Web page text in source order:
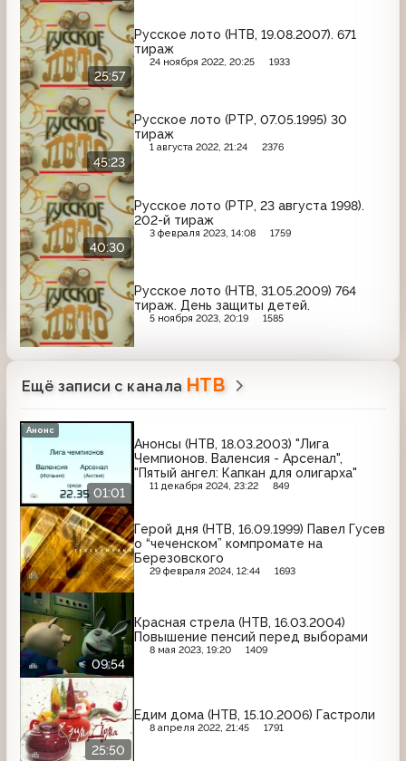
25:57
Русское лото (НТВ, 19.08.2007). 671
тираж
24 ноября 2022, 20:25 1933
45:23
Русское лото (РТР, 07.05.1995) 30
тираж
1 августа 2022, 21:24 2376
40:30
Русское лото (РТР, 23 августа 1998).
202-й тираж
3 февраля 2023, 14:08 1759
Русское лото (НТВ, 31.05.2009) 764
тираж. День защиты детей.
5 ноября 2023, 20:19 1585
Ещё записи с канала НТВ
01:01
Анонсы (НТВ, 18.03.2003) "Лига
Чемпионов. Валенсия - Арсенал",
"Пятый ангел: Капкан для олигарха"
11 декабря 2024, 23:22 849
Анонс
Герой дня (НТВ, 16.09.1999) Павел Гусев
о “чеченском” компромате на
Березовского
29 февраля 2024, 12:44 1693
09:54
Красная стрела (НТВ, 16.03.2004)
Повышение пенсий перед выборами
8 мая 2023, 19:20 1409
25:50
Едим дома (НТВ, 15.10.2006) Гастроли
8 апреля 2022, 21:45 1791